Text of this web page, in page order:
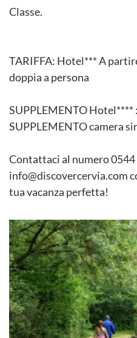
Classe.
TARIFFA: Hotel*** A
doppia a persona
SUPPLEMENTO Hotel****
SUPPLEMENTO camera
Contattaci al numero 0544
info@discovercervia.com
tua vacanza perfetta!